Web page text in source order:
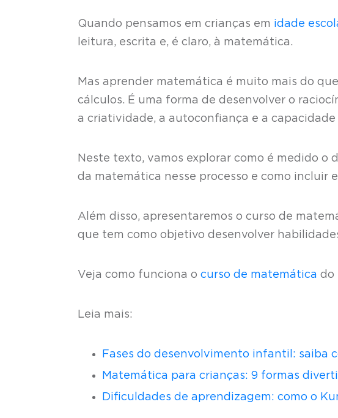
Quando pensamos em crianças em idade
leitura, escrita e, é claro, à matemática.
Mas aprender matemática é muito mais do
cálculos. É uma forma de desenvolver o
a criatividade, a autoconfiança e a
Neste texto, vamos explorar como é medido
da matemática nesse processo e como incluir
Além disso, apresentaremos o curso de
que tem como objetivo desenvolver
Veja como funciona o curso de matemática do
Leia mais:
Fases do desenvolvimento infantil: saiba
Matemática para crianças: 9 formas
Dificuldades de aprendizagem: como o